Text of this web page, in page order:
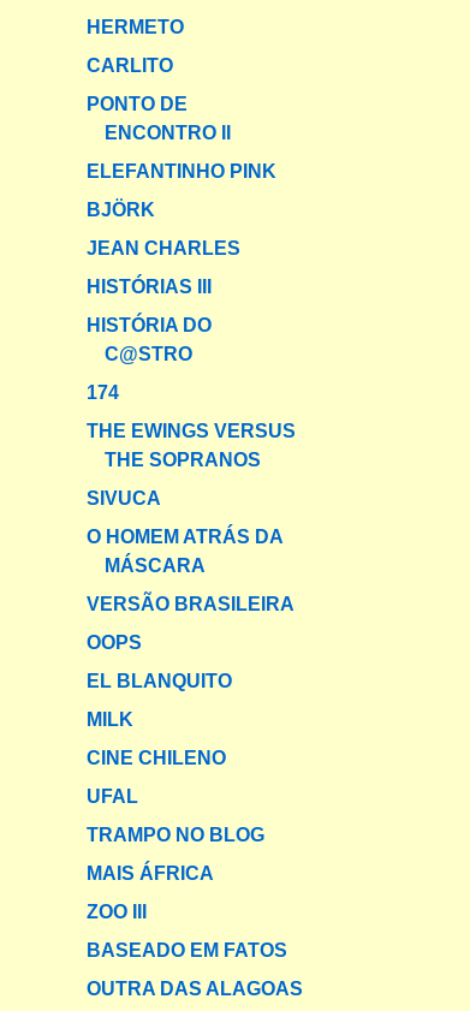
HERMETO
CARLITO
PONTO DE
ENCONTRO II
ELEFANTINHO PINK
BJÖRK
JEAN CHARLES
HISTÓRIAS III
HISTÓRIA DO
C@STRO
174
THE EWINGS VERSUS
THE SOPRANOS
SIVUCA
O HOMEM ATRÁS DA
MÁSCARA
VERSÃO BRASILEIRA
OOPS
EL BLANQUITO
MILK
CINE CHILENO
UFAL
TRAMPO NO BLOG
MAIS ÁFRICA
ZOO III
BASEADO EM FATOS
OUTRA DAS ALAGOAS